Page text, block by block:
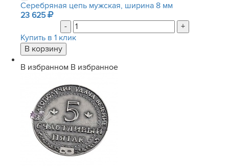
Серебряная цепь мужская, ширина 8 мм
23 625
-
+
Купить в 1 клик
В избранном В избранное